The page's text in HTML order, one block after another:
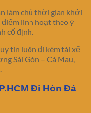
làm chủ thời gian khởi
điểm linh hoạt theo ý
cố định.
uy tín luôn đi kèm tài xế
Sài Gòn – Cà Mau,
Đi Hòn Đá